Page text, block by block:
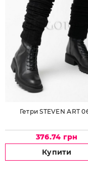
Гетри STEVEN ART
376.74 грн
Купити